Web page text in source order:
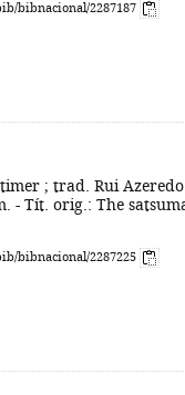
bibnacional/2287187
; trad. Rui
- Tít. orig.: The
bibnacional/2287225